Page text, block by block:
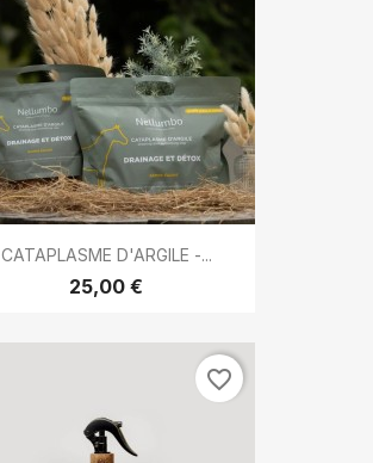
CATAPLASME D'ARGILE -...
25,00 €
favorite_border